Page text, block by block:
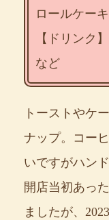
ロールケー
【ドリンク
など
トーストやケ
ナップ。コー
いですがハン
開店当初あっ
ましたが、